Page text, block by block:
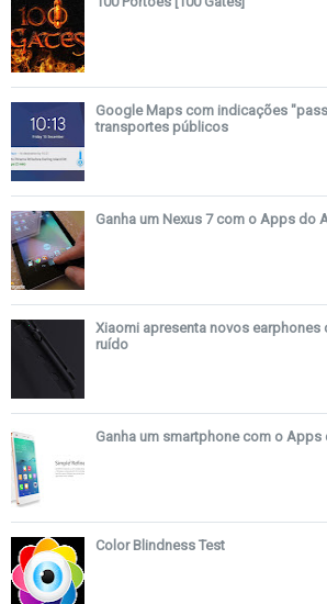
Google Maps com indicações
transportes públicos
Ganha um Nexus 7 com o Apps do
Xiaomi apresenta novos earphones
ruído
Ganha um smartphone com o Apps
Color Blindness Test